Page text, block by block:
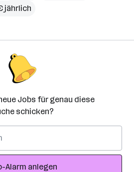
jährlich
Jobs für genau diese
schicken?
Alarm anlegen